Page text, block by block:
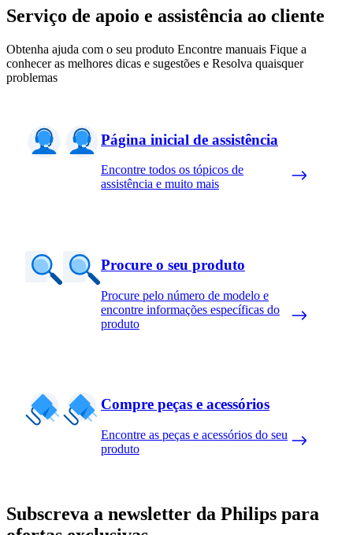
Serviço de apoio e assistência ao cliente
Obtenha ajuda com o seu produto Encontre manuais Fique a
conhecer as melhores dicas e sugestões e Resolva quaisquer
problemas
Página inicial de assistência
Encontre todos os tópicos de
assistência e muito mais
Procure o seu produto
Procure pelo número de modelo e
encontre informações específicas do
produto
Compre peças e acessórios
Encontre as peças e acessórios do seu
produto
Subscreva a newsletter da Philips para